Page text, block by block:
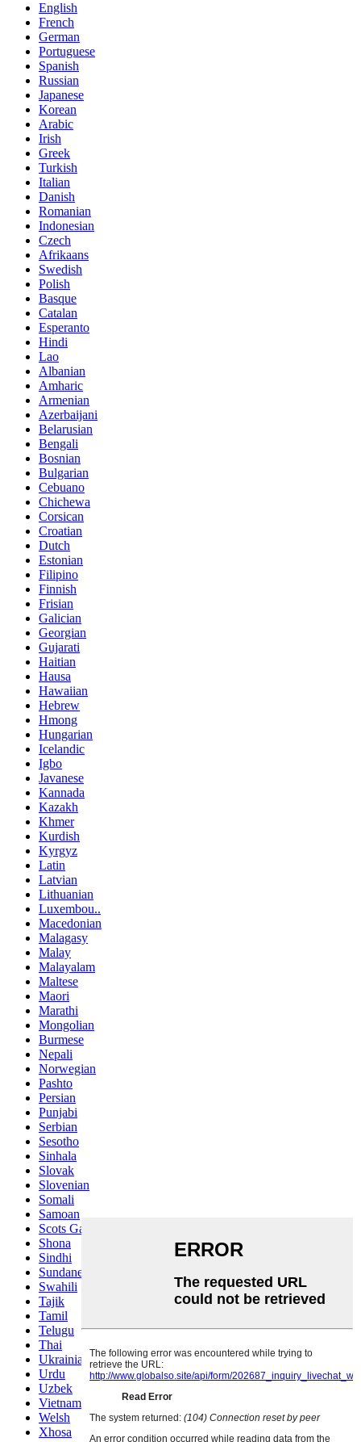
English
French
German
Portuguese
Spanish
Russian
Japanese
Korean
Arabic
Irish
Greek
Turkish
Italian
Danish
Romanian
Indonesian
Czech
Afrikaans
Swedish
Polish
Basque
Catalan
Esperanto
Hindi
Lao
Albanian
Amharic
Armenian
Azerbaijani
Belarusian
Bengali
Bosnian
Bulgarian
Cebuano
Chichewa
Corsican
Croatian
Dutch
Estonian
Filipino
Finnish
Frisian
Galician
Georgian
Gujarati
Haitian
Hausa
Hawaiian
Hebrew
Hmong
Hungarian
Icelandic
Igbo
Javanese
Kannada
Kazakh
Khmer
Kurdish
Kyrgyz
Latin
Latvian
Lithuanian
Luxembou..
Macedonian
Malagasy
Malay
Malayalam
Maltese
Maori
Marathi
Mongolian
Burmese
Nepali
Norwegian
Pashto
Persian
Punjabi
Serbian
Sesotho
Sinhala
Slovak
Slovenian
Somali
Samoan
Scots Gaelic
Shona
Sindhi
Sundanese
Swahili
Tajik
Tamil
Telugu
Thai
Ukrainian
Urdu
Uzbek
Vietnamese
Welsh
Xhosa